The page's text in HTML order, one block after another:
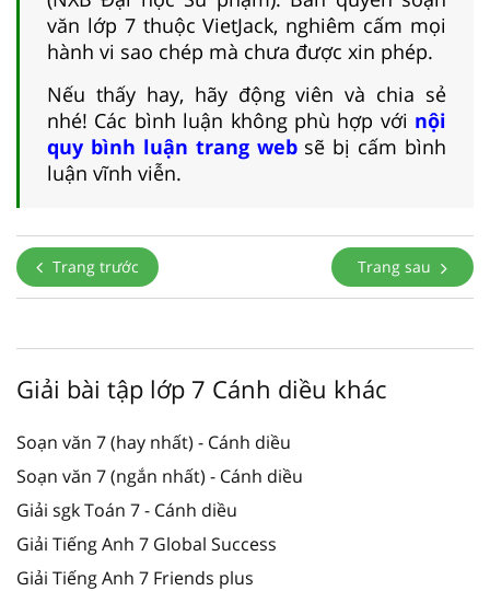
văn lớp 7 thuộc VietJack, nghiêm cấm mọi
hành vi sao chép mà chưa được xin phép.
Nếu thấy hay, hãy động viên và chia sẻ
nhé! Các bình luận không phù hợp với nội
quy bình luận trang websẽ bị cấm bình
luận vĩnh viễn.
Trang trước Trang sau
Giải bài tập lớp 7 Cánh diều khác
Soạn văn 7 (hay nhất) - Cánh diều
Soạn văn 7 (ngắn nhất) - Cánh diều
Giải sgk Toán 7 - Cánh diều
Giải Tiếng Anh 7 Global Success
Giải Tiếng Anh 7 Friends plus